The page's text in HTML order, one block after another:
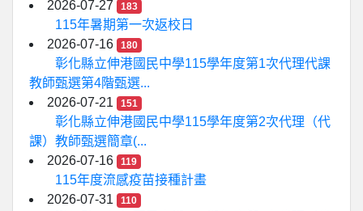
2026-07-27 183
115年暑期第一次返校日
2026-07-16
180
彰化縣立伸港國民中學115學年度第1次代理代課
教師甄選第4階甄選...
2026-07-21
151
彰化縣立伸港國民中學115學年度第2次代理（代
課）教師甄選簡章(...
2026-07-16
119
115年度流感疫苗接種計畫
2026-07-31
110